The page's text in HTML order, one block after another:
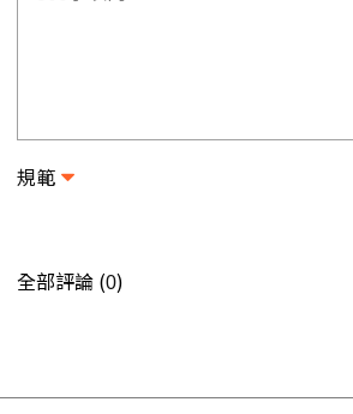
規範
全部評論 (0)